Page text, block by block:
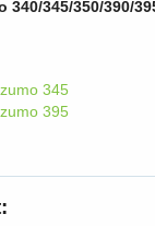
345/350/390/
345
395